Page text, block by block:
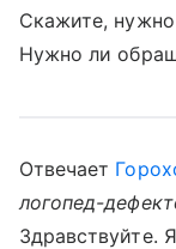
Скажите,
Нужно ли
Отвечает
логопед-
Здравствуйте.